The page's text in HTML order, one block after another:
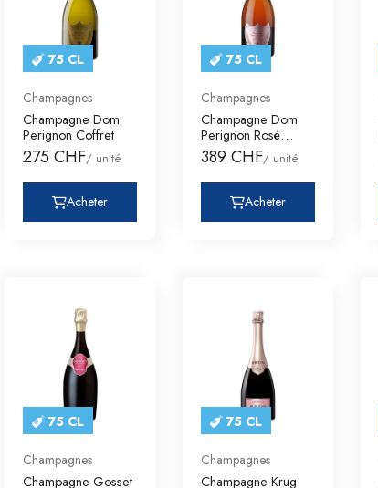
75 CL
Champagnes
Champagne Dom
Perignon Coffret
275 CHF/ unité
Acheter
75 CL
Champagnes
Champagne Dom
Perignon Rosé
Coffret
389 CHF/ unité
Acheter
75 CL
Champagnes
Champagne Gosset
75 CL
Champagnes
Champagne Krug